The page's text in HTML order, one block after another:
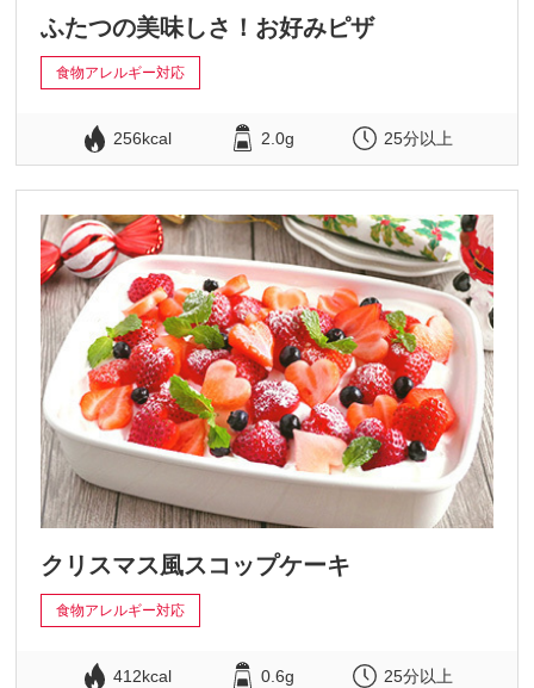
ふたつの美味しさ！お好みピザ
食物アレルギー対応
256kcal 2.0g 25分以上
クリスマス風スコップケーキ
食物アレルギー対応
412kcal 0.6g 25分以上